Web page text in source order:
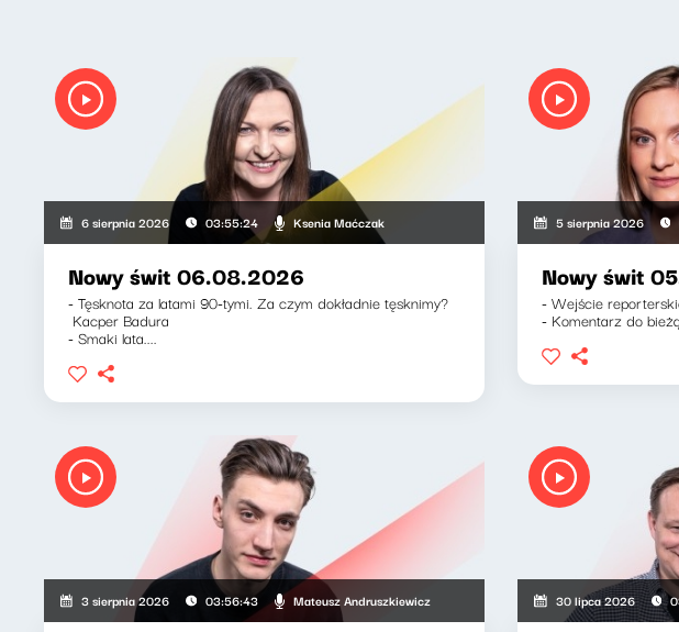
6 sierpnia 2026 03:55:24 Ksenia Maćczak
Nowy świt 06.08.2026
- Tęsknota za latami 90-tymi. Za czym dokładnie tęsknimy?
Kacper Badura
- Smaki lata....
5 sierpnia 2026
Nowy świt
- Wejście
- Komentarz do
3 sierpnia 2026 03:56:43 Mateusz Andruszkiewicz 30 lipca 2026